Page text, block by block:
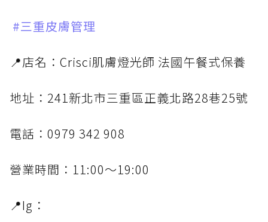
#三重皮膚管理
📍店名：Crisci肌膚燈光師 法國午餐式保養
地址：241新北市三重區正義北路28巷25號
電話：0979 342 908
營業時間：11:00～19:00
📍Ig：